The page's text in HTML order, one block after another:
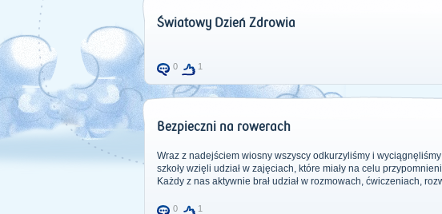
Światowy Dzień Zdrowia
0 1
Bezpieczni na rowerach
Wraz z nadejściem wiosny wszyscy odkurzyliśmy i
szkoły wzięli udział w zajęciach, które miały na celu
Każdy z nas aktywnie brał udział w rozmowach, ćwiczeniach,
0 1